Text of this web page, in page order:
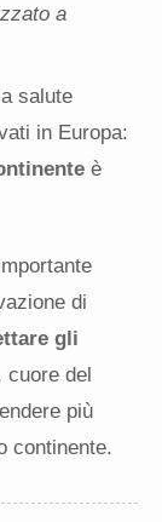
a
salute
in Europa:
è
di
gli
cuore del
più
continente.